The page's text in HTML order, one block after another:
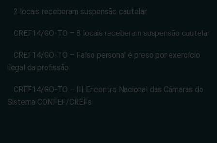
2 locais receberam suspensão cautelar
CREF14/GO-TO – 8 locais receberam suspensão cautelar
CREF14/GO-TO – Falso personal é preso por exercício
ilegal da profissão
CREF14/GO-TO – III Encontro Nacional das Câmaras do
Sistema CONFEF/CREFs